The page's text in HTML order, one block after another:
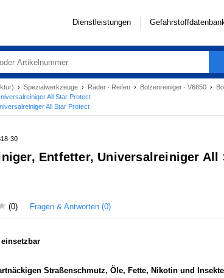
Dienstleistungen
› Spezialwerkzeuge › Räder ∙ Reifen › Bolzenreiniger ∙ V6850 ›
All Star Protect
All Star Protect
30
Entfetter, Universalreiniger All
(0) Fragen & Antworten (0)
Straßenschmutz, Öle, Fette, Nikotin und